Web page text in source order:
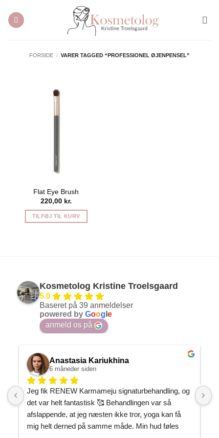
indhold
FORSIDE / VARER TAGGED “PROFESSIONEL ØJENPENSEL”
Flat Eye Brush
220,00 kr.
TILFØJ TIL KURV
Kosmetolog Kristine Troelsgaard
5.0
Baseret på 39 anmeldelser
powered by Goog e
anmeld os på
Anastasia Kariukhina
6 måneder siden
Jeg fik RENEW Karmameju signaturbehandling, og
det var helt fantastisk 🥰 Behandlingen var så
afslappende, at jeg næsten ikke tror, yoga kan få
mig helt derned på samme måde. Min hud føles